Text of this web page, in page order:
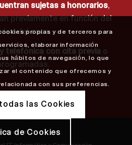
sujetas a honorarios,
previamente en función del
del caso.
telefónica con cita previa o
Abogados
propias y de terceros para
elaborar información
hábitos de navegación, lo que
el contenido que ofrecemos y
con sus preferencias.
las Cookies
de Cookies